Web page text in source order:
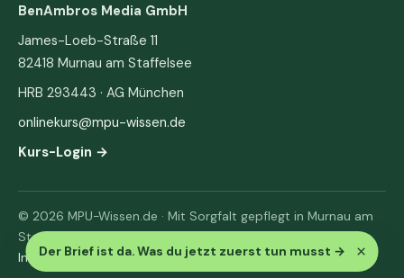
Der Brief ist da. Was du jetzt zuerst tun musst → ×
BenAmbros Media GmbH
James-Loeb-Straße 11
82418 Murnau am Staffelsee
HRB 293443 · AG München
onlinekurs@mpu-wissen.de
Kurs-Login →
© 2026 MPU-Wissen.de · Mit Sorgfalt gepflegt in Murnau am
Staffelsee
Impressum· Datenschutz & AGB